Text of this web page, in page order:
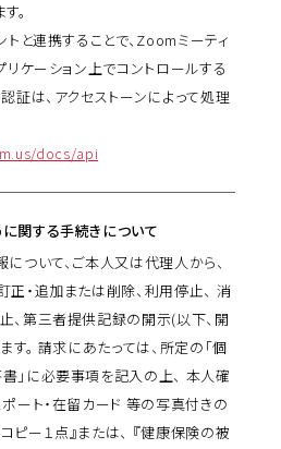
。
と連携することで、Zoomミーティ
ケーション上でコントロールする
証は、アクセストーンによって処理
docs/api
関する手続きについて
ついて、ご本人又は代理人から、
・追加または削除、利用停止、 消
、第三者提供記録の開示(以下、開
。 請求にあたっては、所定の「個
」に必要事項を記入の上、 本人確
ート・在留カード 等の写真付きの
ー１点』または、 『健康保険の被